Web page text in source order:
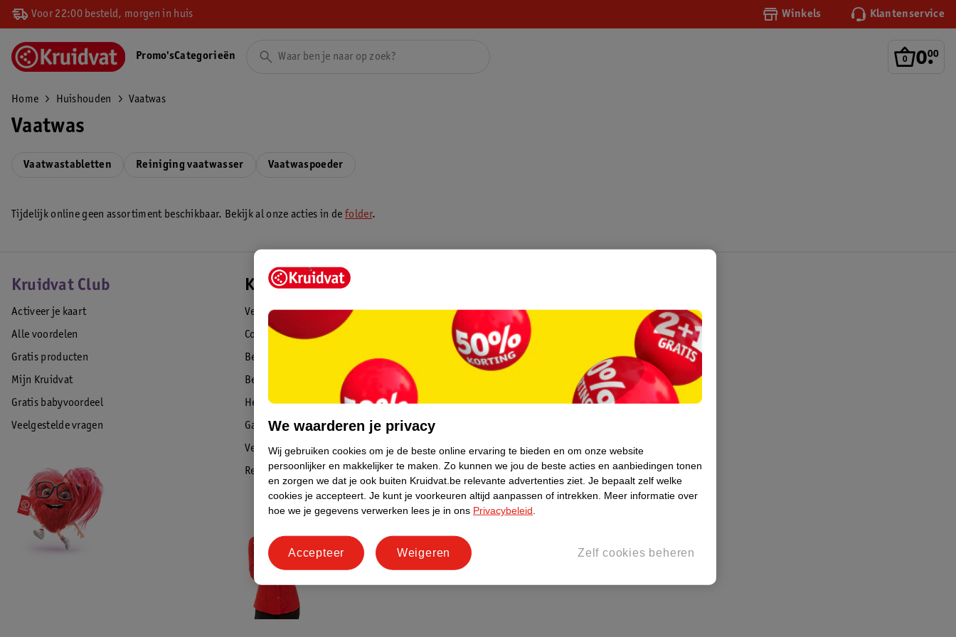
Voor 22:00 besteld, morgen in huis Winkels Klantenservice
0.
00
Promo'sCategorieën
Home Huishouden Vaatwas
Vaatwas
Vaatwastabletten Reiniging vaatwasser Vaatwaspoeder
Tijdelijk online geen assortiment beschikbaar. Bekijk al onze acties in defolder.
Kruidvat Club
Activeer je kaart
Alle voordelen
Gratis producten
Mijn Kruidvat
Gratis babyvoordeel
Veelgestelde vragen
Klantenservice
Veelgestelde vragen
Contact
Bestellen & leveren
Betalen
Herroepen & retourneren
Garantie
Veiligheidswaarschuwingen
Reviews
Over Kruidvat
Pers
Winkelformule
Duurzaamheid
Werken bij
Informatiepagina's
We waarderen je privacy
Wij gebruiken cookies om je de beste online ervaring te bieden en om onze website
persoonlijker en makkelijker te maken. Zo kunnen we jou de beste acties en aanbiedingen tonen
en zorgen we dat je ook buiten Kruidvat.be relevante advertenties ziet. Je bepaalt zelf welke
cookies je accepteert. Je kunt je voorkeuren altijd aanpassen of intrekken.
Meer informatie over
hoe we je gegevens verwerken lees je in ons Privacybeleid
Zelf cookies beheren
Weigeren
Accepteer